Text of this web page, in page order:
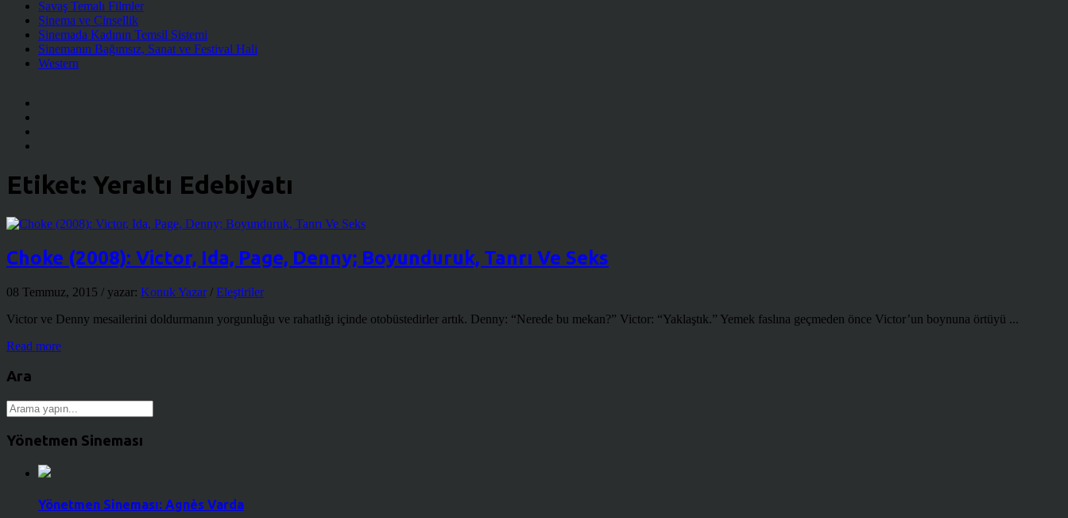
Savaş Temalı Filmler
Sinema ve Cinsellik
Sinemada Kadının Temsil Sistemi
Sinemanın Bağımsız, Sanat ve Festival Hali
Western
Etiket: Yeraltı Edebiyatı
Choke (2008): Victor, Ida, Page, Denny; Boyunduruk, Tanrı Ve Seks
08 Temmuz, 2015 / yazar: Konuk Yazar/ Eleştiriler
Victor ve Denny mesailerini doldurmanın yorgunluğu ve rahatlığı içinde otobüstedirler artık. Denny: “Nerede bu mekan?” Victor: “Yaklaştık.” Yemek faslına geçmeden önce Victor’un boynuna örtüyü ...
Read more
Ara
Yönetmen Sineması
Yönetmen Sineması: Agnès Varda